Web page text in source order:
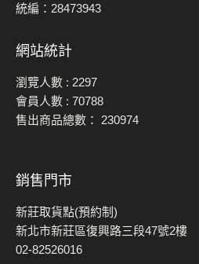
統編：28473943
網站統計
瀏覽人數 : 2297
會員人數 : 70788
售出商品總數： 230974
銷售門市
新莊取貨點(預約制)
新北市新莊區復興路三段47號2樓
02-82526016